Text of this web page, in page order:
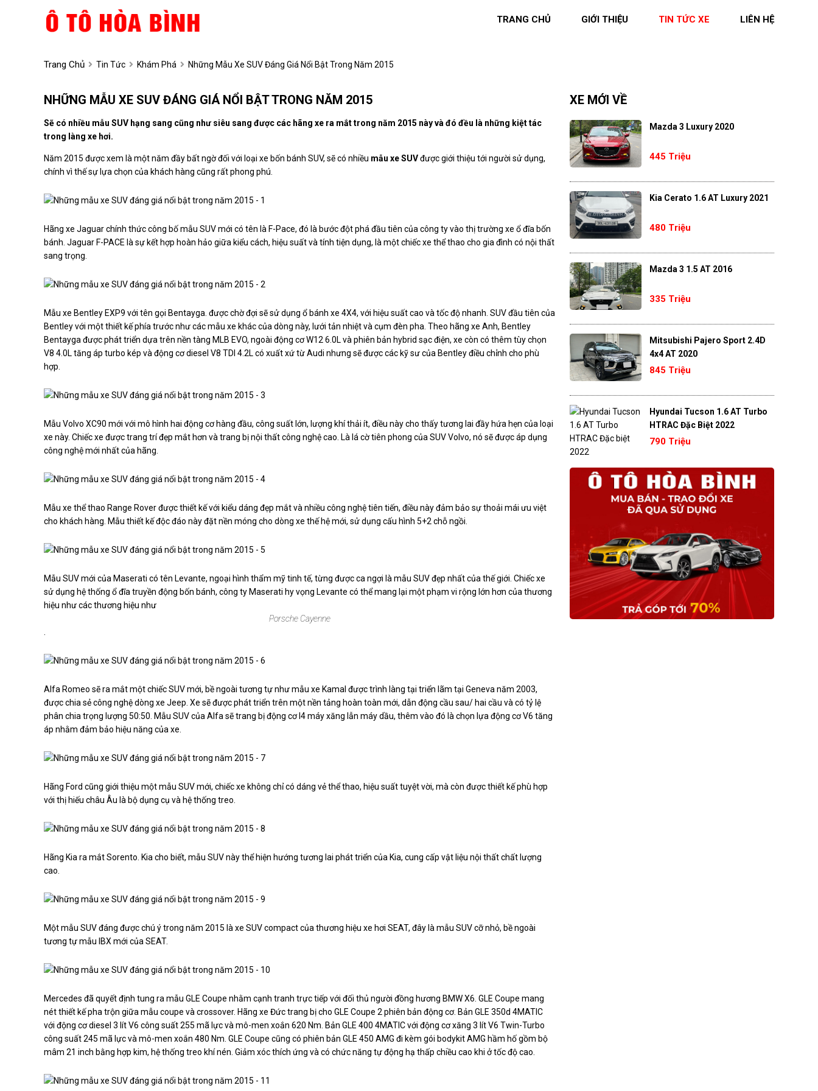
TRANG CHỦ GIỚI THIỆU TIN TỨC XE LIÊN HỆ
Trang Chủ Tin Tức Khám Phá Những Mẫu Xe SUV Đáng Giá Nổi Bật Trong Năm 2015
NHỮNG MẪU XE SUV ĐÁNG GIÁ NỔI BẬT TRONG NĂM 2015
Sẽ có nhiều mẫu SUV hạng sang cũng như siêu sang được các hãng xe ra mắt trong năm 2015 này và đó đều là những kiệt tác
trong làng xe hơi.
Năm 2015 được xem là một năm đầy bất ngờ đối với loại xe bốn bánh SUV, sẽ có nhiều mẫu xe SUVđược giới thiệu tới người sử dụng,
chính vì thế sự lựa chọn của khách hàng cũng rất phong phú.
Hãng xe Jaguar chính thức công bố mẫu SUV mới có tên là F-Pace, đó là bước đột phá đầu tiên của công ty vào thị trường xe ổ đĩa bốn
bánh. Jaguar F-PACE là sự kết hợp hoàn hảo giữa kiểu cách, hiệu suất và tính tiện dụng, là một chiếc xe thể thao cho gia đình có nội thất
sang trọng.
Mẫu xe Bentley EXP9 với tên gọi Bentayga. được chờ đợi sẽ sử dụng ổ bánh xe 4X4, với hiệu suất cao và tốc độ nhanh. SUV đầu tiên của
Bentley với một thiết kế phía trước như các mẫu xe khác của dòng này, lưới tản nhiệt và cụm đèn pha. Theo hãng xe Anh, Bentley
Bentayga được phát triển dựa trên nền tàng MLB EVO, ngoài động cơ W12 6.0L và phiên bản hybrid sạc điện, xe còn có thêm tùy chọn
V8 4.0L tăng áp turbo kép và động cơ diesel V8 TDI 4.2L có xuất xứ từ Audi nhưng sẽ được các kỹ sư của Bentley điều chỉnh cho phù
hợp.
Mẫu Volvo XC90 mới với mô hình hai động cơ hàng đầu, công suất lớn, lượng khí thải ít, điều này cho thấy tương lai đầy hứa hẹn của loại
xe này. Chiếc xe được trang trí đẹp mắt hơn và trang bị nội thất công nghệ cao. Là lá cờ tiên phong của SUV Volvo, nó sẽ được áp dụng
công nghệ mới nhất của hãng.
Mẫu xe thể thao Range Rover được thiết kế với kiểu dáng đẹp mắt và nhiều công nghệ tiên tiến, điều này đảm bảo sự thoải mái ưu việt
cho khách hàng. Mẫu thiết kế độc đáo này đặt nền móng cho dòng xe thế hệ mới, sử dụng cấu hình 5+2 chỗ ngồi.
Mẫu SUV mới của Maserati có tên Levante, ngoại hình thẩm mỹ tinh tế, từng được ca ngợi là mẫu SUV đẹp nhất của thế giới. Chiếc xe
sử dụng hệ thống ổ đĩa truyền động bốn bánh, công ty Maserati hy vọng Levante có thể mang lại một phạm vi rộng lớn hơn của thương
hiệu như các thương hiệu như
Porsche Cayenne
Alfa Romeo sẽ ra mắt một chiếc SUV mới, bề ngoài tương tự như mẫu xe Kamal được trình làng tại triển lãm tại Geneva năm 2003,
được chia sẻ công nghệ dòng xe Jeep. Xe sẽ được phát triển trên một nền tảng hoàn toàn mới, dẫn động cầu sau/ hai cầu và có tỷ lệ
phân chia trọng lượng 50:50. Mẫu SUV của Alfa sẽ trang bị động cơ I4 máy xăng lẫn máy dầu, thêm vào đó là chọn lựa động cơ V6 tăng
áp nhằm đảm bảo hiệu năng của xe.
Hãng Ford cũng giới thiệu một mẫu SUV mới, chiếc xe không chỉ có dáng vẻ thể thao, hiệu suất tuyệt vời, mà còn được thiết kế phù hợp
với thị hiếu châu Âu là bộ dụng cụ và hệ thống treo.
Hãng Kia ra mắt Sorento. Kia cho biết, mẫu SUV này thể hiện hướng tương lai phát triển của Kia, cung cấp vật liệu nội thất chất lượng
cao.
Một mẫu SUV đáng được chú ý trong năm 2015 là xe SUV compact của thương hiệu xe hơi SEAT, đây là mẫu SUV cỡ nhỏ, bề ngoài
tương tự mẫu IBX mới của SEAT.
Mercedes đã quyết định tung ra mẫu GLE Coupe nhằm cạnh tranh trực tiếp với đối thủ người đồng hương BMW X6. GLE Coupe mang
nét thiết kế pha trộn giữa mẫu coupe và crossover. Hãng xe Đức trang bị cho GLE Coupe 2 phiên bản động cơ. Bản GLE 350d 4MATIC
với động cơ diesel 3 lít V6 công suất 255 mã lực và mô-men xoắn 620 Nm. Bản GLE 400 4MATIC với động cơ xăng 3 lít V6 Twin-Turbo
công suất 245 mã lực và mô-men xoắn 480 Nm. GLE Coupe cũng có phiên bản GLE 450 AMG đi kèm gói bodykit AMG hầm hố gồm bộ
mâm 21 inch bằng hợp kim, hệ thống treo khí nén. Giảm xóc thích ứng và có chức năng tự động hạ thấp chiều cao khi ở tốc độ cao.
XE MỚI VỀ
Mazda 3 Luxury 2020
445 Triệu
Kia Cerato 1.6 AT Luxury 2021
480 Triệu
Mazda 3 1.5 AT 2016
335 Triệu
Mitsubishi Pajero Sport 2.4D
4x4 AT 2020
845 Triệu
Hyundai Tucson 1.6 AT Turbo
HTRAC Đặc Biệt 2022
790 Triệu